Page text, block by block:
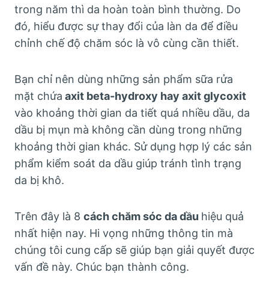
trong năm thì da hoàn toàn bình thường. Do
đó, hiểu được sự thay đổi của làn da để điều
chỉnh chế độ chăm sóc là vô cùng cần thiết.
Bạn chỉ nên dùng những sản phẩm sữa rửa
mặt chứa axit beta-hydroxy hay axit glycoxit
vào khoảng thời gian da tiết quá nhiều dầu, da
dầu bị mụn mà không cần dùng trong những
khoảng thời gian khác. Sử dụng hợp lý các sản
phẩm kiểm soát da dầu giúp tránh tình trạng
da bị khô.
Trên đây là 8 cách chăm sóc da dầu hiệu quả
nhất hiện nay. Hi vọng những thông tin mà
chúng tôi cung cấp sẽ giúp bạn giải quyết được
vấn đề này. Chúc bạn thành công.